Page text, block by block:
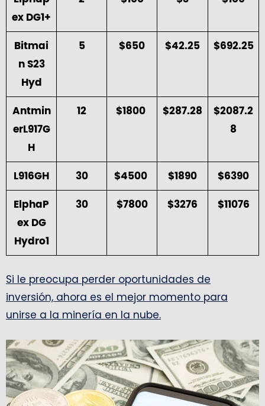
ex DG1+
Bitmai
n S23
Hyd
5 $650 $42.25 $692.25
Antmin
erL917G
H
12 $1800 $287.28
$2087.2
8
L916GH 30 $4500 $1890 $6390
ElphaP
ex DG
Hydro1
30 $7800 $3276 $11076
Si le preocupa perder oportunidades de
inversión, ahora es el mejor momento para
unirse a la minería en la nube.